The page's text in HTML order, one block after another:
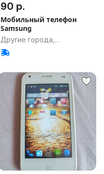
90 р.
Мобильный телефон
Samsung
Другие города,
Гомельская обл.